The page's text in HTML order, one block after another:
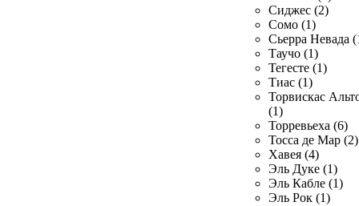
Сиджес (2)
Сомо (1)
Сьерра Невада
Таучо (1)
Тегесте (1)
Тиас (1)
Торвискас
(1)
Торревьеха (6)
Тосса де Мар (2)
Хавея (4)
Эль Дуке (1)
Эль Кабле (1)
Эль Рок (1)